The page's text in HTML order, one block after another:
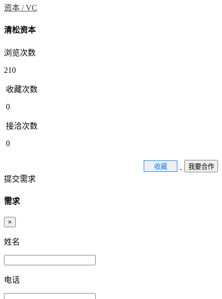
资本 /VC
清松资本
浏览次数
210
收藏次数
0
接洽次数
0
收藏 我要合作
提交需求
需求
×
姓名
电话